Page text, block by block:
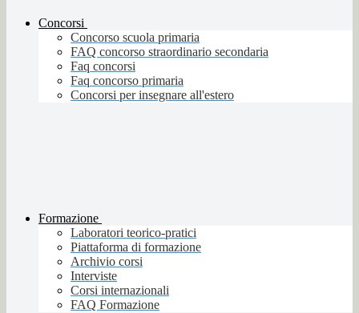
Concorsi
Concorso scuola primaria
FAQ concorso straordinario secondaria
Faq concorsi
Faq concorso primaria
Concorsi per insegnare all'estero
Formazione
Laboratori teorico-pratici
Piattaforma di formazione
Archivio corsi
Interviste
Corsi internazionali
FAQ Formazione